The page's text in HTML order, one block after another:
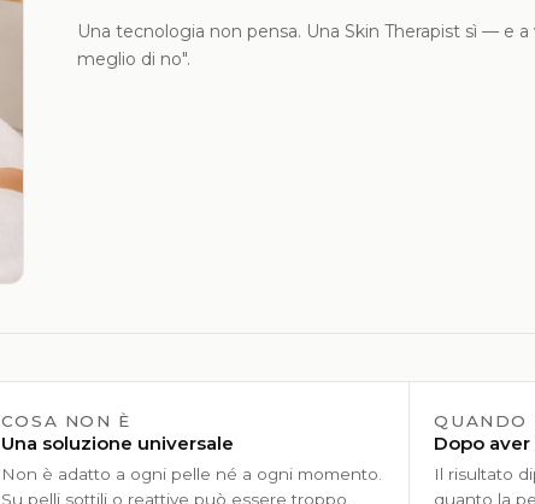
Una tecnologia non pensa. Una Skin Therapist sì — e
meglio di no".
COSA NON È
Una soluzione universale
Non è adatto a ogni pelle né a ogni momento.
Su pelli sottili o reattive può essere troppo.
QUANDO
Dopo
Il risultato
quanto la